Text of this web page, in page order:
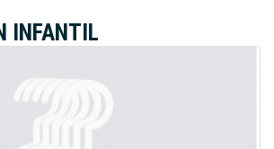
INFANTIL